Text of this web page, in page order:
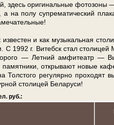
здесь ори­ги­наль­ные
а на полу супрематический
и как му­зы­каль­ная
С 1992 г. Ви­тебск стал
— Летний ам­фи­те­атр —
па­мят­ни­ки, от­кры­ва­ют но­вые
Тол­сто­го ре­гу­ляр­но
сто­ли­цей Бе­ла­ру­си!
руб.: